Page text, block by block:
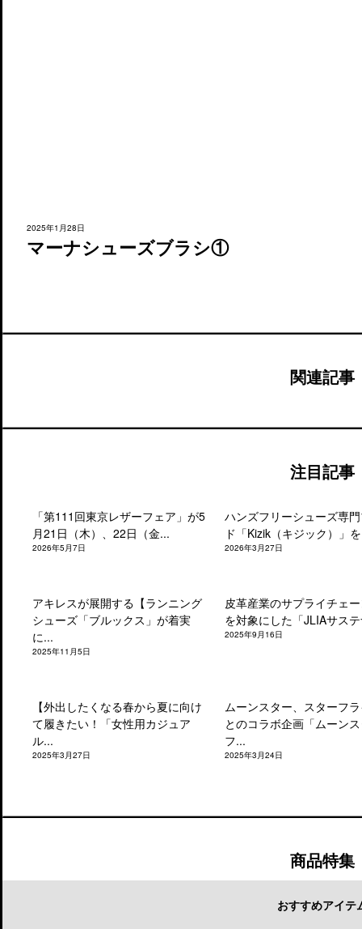
2025年1月28日
マーナシューズブラシ①
関連記事
注目記事
「第111回東京レザーフェア」が5
月21日（木）、22日（金...
2026年5月7日
ハンズフリーシューズ専
ド「Kizik（キジック）」
2026年3月27日
アキレスが展開する【ランニング
シューズ「ブルックス」が着実
に...
2025年11月5日
皮革産業のサプライチェ
を対象にした「JLIAサス
2025年9月16日
【外出したくなる春から夏に向け
て履きたい！「女性用カジュア
ル...
2025年3月27日
ムーンスター、スターフ
とのコラボ企画「ムーン
フ...
2025年3月24日
商品特集
おすすめアイテ